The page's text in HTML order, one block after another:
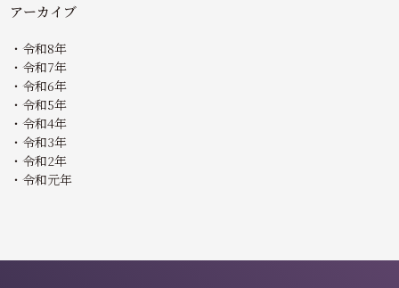
アーカイブ
令和8年
令和7年
令和6年
令和5年
令和4年
令和3年
令和2年
令和元年